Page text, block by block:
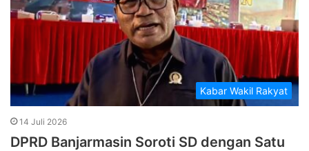
Kabar Wakil Rakyat
14 Juli 2026
DPRD Banjarmasin Soroti SD dengan Satu